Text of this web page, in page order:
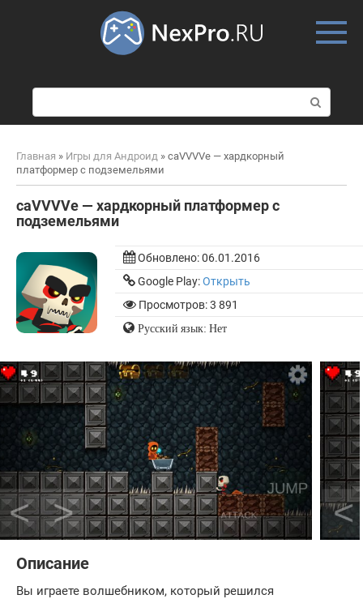
о
и
к
Главная » Игры для Андроид » caVVVVe — хардкорный
платформер с подземельями
caVVVVe — хардкорный платформер с
подземельями
Обновлено:06.01.2016
Google Play:Открыть
Просмотров: 3 891
Русский язык: Нет
Описание
Вы играете волшебником, который решился